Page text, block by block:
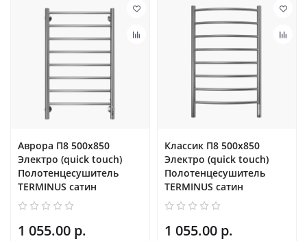
Аврора П8 500х850
Электро (quick touch)
Полотенцесушитель
TERMINUS сатин
1 055.00 р.
Классик П8 500х850
Электро (quick touch)
Полотенцесушитель
TERMINUS сатин
1 055.00 р.